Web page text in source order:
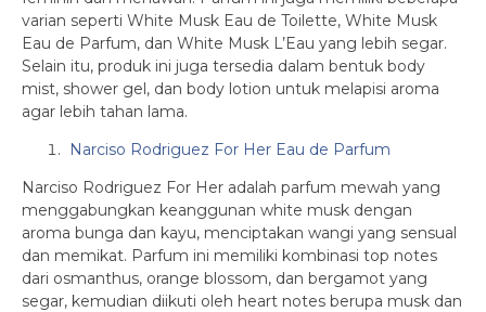
varian seperti White Musk Eau de Toilette, White Musk
Eau de Parfum, dan White Musk L’Eau yang lebih segar.
Selain itu, produk ini juga tersedia dalam bentuk body
mist, shower gel, dan body lotion untuk melapisi aroma
agar lebih tahan lama.
Narciso Rodriguez For Her Eau de Parfum
Narciso Rodriguez For Her adalah parfum mewah yang
menggabungkan keanggunan white musk dengan
aroma bunga dan kayu, menciptakan wangi yang sensual
dan memikat. Parfum ini memiliki kombinasi top notes
dari osmanthus, orange blossom, dan bergamot yang
segar, kemudian diikuti oleh heart notes berupa musk dan